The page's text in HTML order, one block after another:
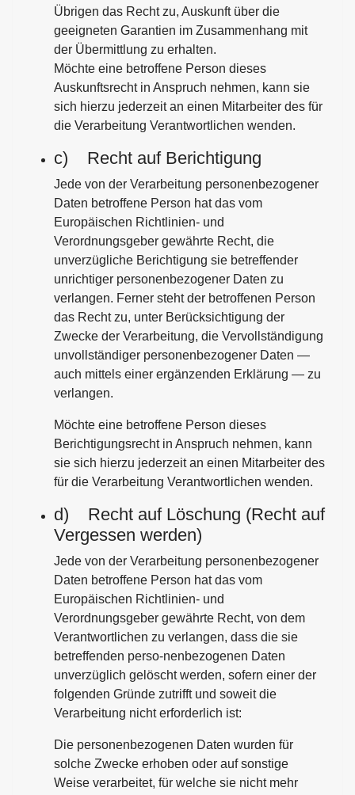
Übrigen das Recht zu, Auskunft über die
geeigneten Garantien im Zusammenhang mit
der Übermittlung zu erhalten.
Möchte eine betroffene Person dieses
Auskunftsrecht in Anspruch nehmen, kann sie
sich hierzu jederzeit an einen Mitarbeiter des für
die Verarbeitung Verantwortlichen wenden.
c) Recht auf Berichtigung
Jede von der Verarbeitung personenbezogener
Daten betroffene Person hat das vom
Europäischen Richtlinien- und
Verordnungsgeber gewährte Recht, die
unverzügliche Berichtigung sie betreffender
unrichtiger personenbezogener Daten zu
verlangen. Ferner steht der betroffenen Person
das Recht zu, unter Berücksichtigung der
Zwecke der Verarbeitung, die Vervollständigung
unvollständiger personenbezogener Daten —
auch mittels einer ergänzenden Erklärung — zu
verlangen.
Möchte eine betroffene Person dieses
Berichtigungsrecht in Anspruch nehmen, kann
sie sich hierzu jederzeit an einen Mitarbeiter des
für die Verarbeitung Verantwortlichen wenden.
d) Recht auf Löschung (Recht auf
Vergessen werden)
Jede von der Verarbeitung personenbezogener
Daten betroffene Person hat das vom
Europäischen Richtlinien- und
Verordnungsgeber gewährte Recht, von dem
Verantwortlichen zu verlangen, dass die sie
betreffenden perso-nenbezogenen Daten
unverzüglich gelöscht werden, sofern einer der
folgenden Gründe zutrifft und soweit die
Verarbeitung nicht erforderlich ist:
Die personenbezogenen Daten wurden für
solche Zwecke erhoben oder auf sonstige
Weise verarbeitet, für welche sie nicht mehr